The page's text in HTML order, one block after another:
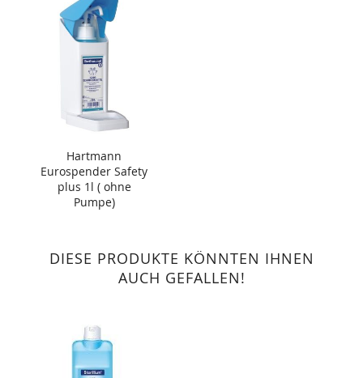
Hartmann
Eurospender Safety
plus 1l ( ohne
Pumpe)
DIESE PRODUKTE KÖNNTEN IHNEN
AUCH GEFALLEN!